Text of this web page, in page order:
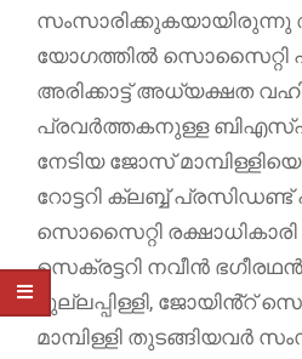
സംസാരിക്കുകയായിരുന്നു
യോഗത്തിൽ സൊസൈറ്റി
അരിക്കാട്ട് അധ്യക്ഷത
പ്രവർത്തകനുള്ള
നേടിയ ജോസ്
റോട്ടറി ക്ലബ്ബ്
സൊസൈറ്റി രക്ഷാധികാരി
സെക്രട്ടറി നവീൻ
മുല്ലപ്പിള്ളി, ജോയിൻ്റ്
മാമ്പിള്ളി തുടങ്ങിയവർ